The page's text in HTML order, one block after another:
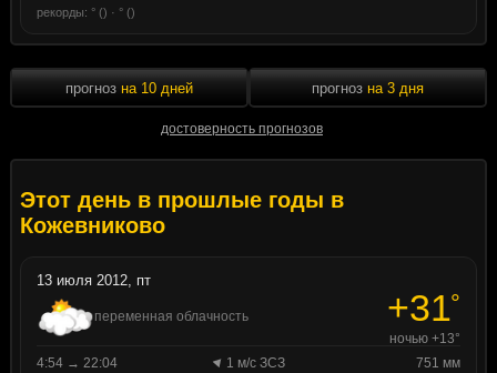
рекорды: ° () · ° ()
прогноз на 10 дней
достоверность прогнозов
прогноз на 3 дня
Этот день в прошлые годы в
Кожевниково
13 июля 2012, пт
переменная облачность +31°
ночью +13°
4:54 → 22:04
1 м/с ЗСЗ
751 мм